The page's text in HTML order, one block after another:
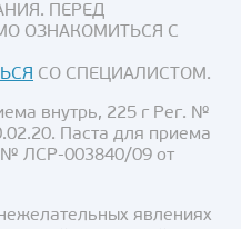
ПЕРЕД
ОЗНАКОМИТЬСЯ С
СО СПЕЦИАЛИСТОМ.
внутрь, 225 г Рег. №
Паста для приема
№ ЛСР-003840/09 от
явлениях